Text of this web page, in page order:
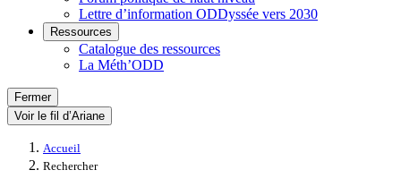
Lettre d’information ODDyssée vers 2030
Ressources
Catalogue des ressources
La Méth’ODD
Fermer
Voir le fil d’Ariane
Accueil
Rechercher